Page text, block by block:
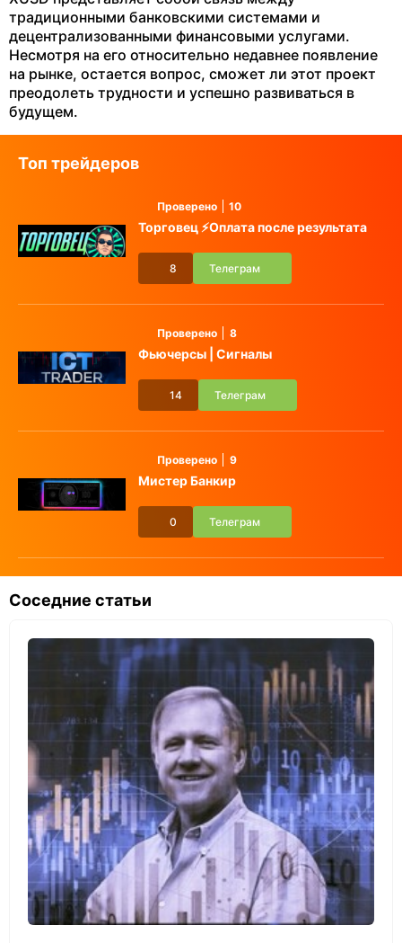
традиционными банковскими системами и
децентрализованными финансовыми услугами.
Несмотря на его относительно недавнее появление
на рынке, остается вопрос, сможет ли этот проект
преодолеть трудности и успешно развиваться в
будущем.
Топ трейдеров
Проверено 10
Торговец ⚡️Оплата после результата
8 Телеграм
Проверено 8
Фьючерсы | Сигналы
14 Телеграм
Проверено 9
Мистер Банкир
0 Телеграм
Соседние статьи